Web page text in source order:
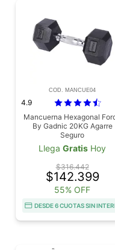
COD. MANCUE04
4.9
Mancuerna Hexagonal
By Gadnic 20KG Agarre
Seguro
Llega Gratis Hoy
$316.442
$142.399
55% OFF
DESDE 6 CUOTAS SIN